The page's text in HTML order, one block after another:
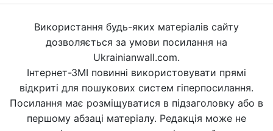
Використання будь-яких матеріалів сайту
дозволяється за умови посилання на
Ukrainianwall.com.
Інтернет-ЗМІ повинні використовувати прямі
відкриті для пошукових систем гіперпосилання.
Посилання має розміщуватися в підзаголовку або в
першому абзаці матеріалу. Редакція може не